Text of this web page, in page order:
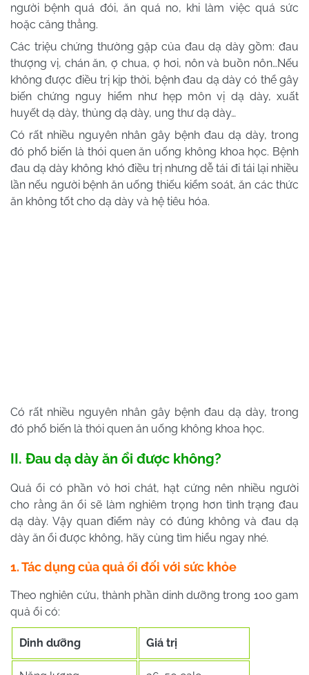
người bệnh quá đói, ăn quá no, khi làm việc quá sức
hoặc căng thẳng.
Các triệu chứng thường gặp của đau dạ dày gồm: đau
thượng vị, chán ăn, ợ chua, ợ hơi, nôn và buồn nôn…Nếu
không được điều trị kịp thời, bệnh đau dạ dày có thể gây
biến chứng nguy hiểm như hẹp môn vị dạ dày, xuất
huyết dạ dày, thủng dạ dày, ung thư dạ dày…
Có rất nhiều nguyên nhân gây bệnh đau dạ dày, trong
đó phổ biến là thói quen ăn uống không khoa học. Bệnh
đau dạ dày không khó điều trị nhưng dễ tái đi tái lại nhiều
lần nếu người bệnh ăn uống thiếu kiểm soát, ăn các thức
ăn không tốt cho dạ dày và hệ tiêu hóa.
Có rất nhiều nguyên nhân gây bệnh đau dạ dày, trong
đó phổ biến là thói quen ăn uống không khoa học.
II. Đau dạ dày ăn ổi được không?
Quả ổi có phần vỏ hơi chát, hạt cứng nên nhiều người
cho rằng ăn ổi sẽ làm nghiêm trọng hơn tình trạng đau
dạ dày. Vậy quan điểm này có đúng không và đau dạ
dày ăn ổi được không, hãy cùng tìm hiểu ngay nhé.
1. Tác dụng của quả ổi đối với sức khỏe
Theo nghiên cứu, thành phần dinh dưỡng trong 100 gam
quả ổi có:
Dinh dưỡng Giá trị